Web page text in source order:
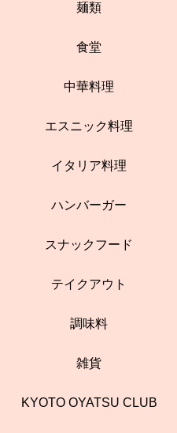
麺類
食堂
中華料理
エスニック料理
イタリア料理
ハンバーガー
スナックフード
テイクアウト
調味料
雑貨
KYOTO OYATSU CLUB